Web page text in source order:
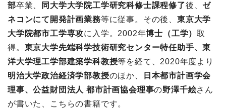
部卒業、 同大学大学院工学研究科修士課程修了後、ゼ
ネコンにて開発計画業務等に従事。その後、東京大学
大学院都市工学専攻に入学。2002年博士（工学）取
得。 東京大学先端科学技術研究センター特任助手、東
洋大学理工学部建築学科教授等を経て、2020年度より
明治大学政治経済学部教授のほか、
日本都市計画学会
理事、公益財団法人 都市計画協会理事の野澤千絵さん
が書いた、こちらの書籍です。